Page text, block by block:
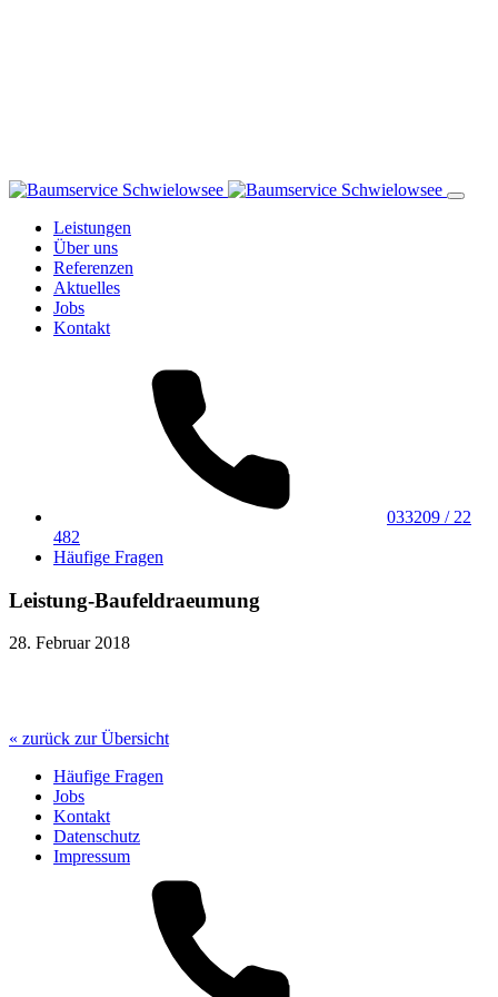
Leistungen
Über uns
Referenzen
Aktuelles
Jobs
Kontakt
033209 / 22
482
Häufige Fragen
Leistung-Baufeldraeumung
28. Februar 2018
« zurück zur Übersicht
Häufige Fragen
Jobs
Kontakt
Datenschutz
Impressum